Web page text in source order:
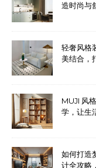
造时尚与
轻奢风格
美结合，
MUJI 风
学，让生
如何打造
计全攻略